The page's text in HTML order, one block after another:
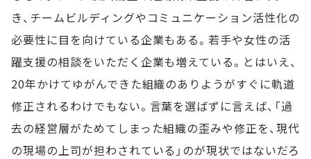
き、チームビルディングやコミュニケーション活性化の
必要性に目を向けている企業もある。若手や女性の活
躍支援の相談をいただく企業も増えている。とはいえ、
20年かけてゆがんできた組織のありようがすぐに軌道
修正されるわけでもない。言葉を選ばずに言えば、「過
去の経営層がためてしまった組織の歪みや修正を、現代
の現場の上司が担わされている」のが現状ではないだろ